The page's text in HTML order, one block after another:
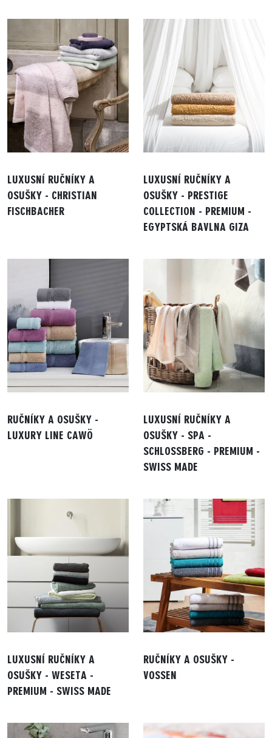
LUXUSNÍ RUČNÍKY A
OSUŠKY - CHRISTIAN
FISCHBACHER
LUXUSNÍ RUČNÍKY A
OSUŠKY - PRESTIGE
COLLECTION - PREMIUM -
EGYPTSKÁ BAVLNA GIZA
RUČNÍKY A OSUŠKY -
LUXURY LINE CAWÖ
LUXUSNÍ RUČNÍKY A
OSUŠKY - SPA -
SCHLOSSBERG - PREMIUM -
SWISS MADE
LUXUSNÍ RUČNÍKY A
OSUŠKY - WESETA -
PREMIUM - SWISS MADE
RUČNÍKY A OSUŠKY -
VOSSEN